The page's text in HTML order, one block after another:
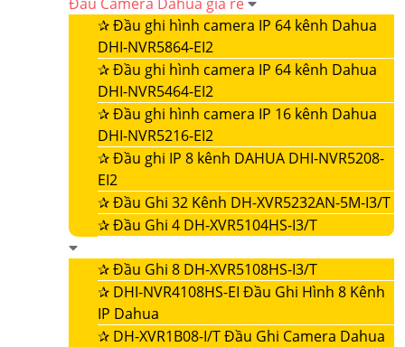
✰Đầu ghi hình camera IP 64 kênh Dahua
DHI-NVR5864-EI2
✰Đầu ghi hình camera IP 64 kênh Dahua
DHI-NVR5464-EI2
✰Đầu ghi hình camera IP 16 kênh Dahua
DHI-NVR5216-EI2
✰Đầu ghi IP 8 kênh DAHUA DHI-NVR5208-
EI2
✰Đầu Ghi 32 Kênh DH-XVR5232AN-5M-I3/T
✰Đầu Ghi 4 DH-XVR5104HS-I3/T
✰Đầu Ghi 8 DH-XVR5108HS-I3/T
✰ DHI-NVR4108HS-EI Đầu Ghi Hình 8 Kênh
IP Dahua
✰ DH-XVR1B08-I/T Đầu Ghi Camera Dahua